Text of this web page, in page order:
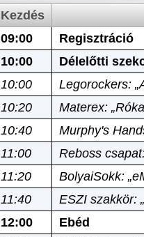
Kezdés
09:00
Regisztráció
10:00
Délelőtti
10:00
Legorockers:
10:20
Materex:
10:40
Murphy's
11:00
Reboss
11:20
BolyaiSokk:
11:40
ESZI szakkör:
12:00
Ebéd